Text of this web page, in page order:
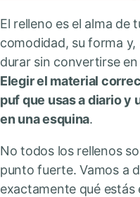
El relleno es el alma de
comodidad, su forma
durar sin convertirse
Elegir el material
puf que usas a diario y
en una esquina.
No todos los rellenos
punto fuerte. Vamos a
exactamente qué estás